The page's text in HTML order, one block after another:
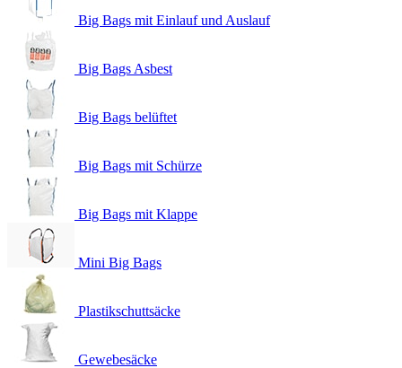
Big Bags mit Einlauf und Auslauf
Big Bags Asbest
Big Bags belüftet
Big Bags mit Schürze
Big Bags mit Klappe
Mini Big Bags
Plastikschuttsäcke
Gewebesäcke